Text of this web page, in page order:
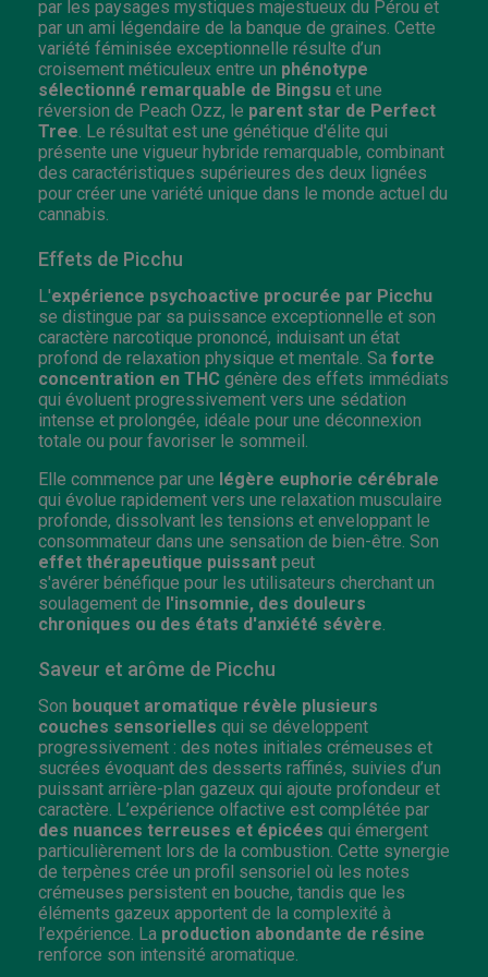
par les paysages mystiques majestueux du Pérou et
par un ami légendaire de la banque de graines. Cette
variété féminisée exceptionnelle résulte d’un
croisement méticuleux entre un phénotype
sélectionné remarquable de Bingsu et une
réversion de Peach Ozz, le parent star de Perfect
Tree . Le résultat est une génétique d'élite qui
présente une vigueur hybride remarquable, combinant
des caractéristiques supérieures des deux lignées
pour créer une variété unique dans le monde actuel du
cannabis.
Effets de Picchu
L'expérience psychoactive procurée par Picchu
se distingue par sa puissance exceptionnelle et son
caractère narcotique prononcé, induisant un état
profond de relaxation physique et mentale. Sa forte
concentration en THC génère des effets immédiats
qui évoluent progressivement vers une sédation
intense et prolongée, idéale pour une déconnexion
totale ou pour favoriser le sommeil.
Elle commence par une légère euphorie cérébrale
qui évolue rapidement vers une relaxation musculaire
profonde, dissolvant les tensions et enveloppant le
consommateur dans une sensation de bien-être. Son
effet thérapeutique puissant peut
s'avérer bénéfique pour les utilisateurs cherchant un
soulagement de l'insomnie, des douleurs
chroniques ou des états d'anxiété sévère
Saveur et arôme de Picchu
Son bouquet aromatique révèle plusieurs
couches sensorielles qui se développent
progressivement : des notes initiales crémeuses et
sucrées évoquant des desserts raffinés, suivies d’un
puissant arrière-plan gazeux qui ajoute profondeur et
caractère. L’expérience olfactive est complétée par
des nuances terreuses et épicées qui émergent
particulièrement lors de la combustion. Cette synergie
de terpènes crée un profil sensoriel où les notes
crémeuses persistent en bouche, tandis que les
éléments gazeux apportent de la complexité à
l’expérience. La production abondante de résine
renforce son intensité aromatique.